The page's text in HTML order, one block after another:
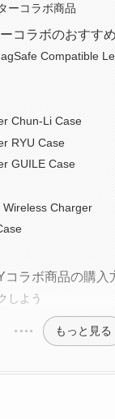
ーコラボ商品
コラボのおすす
Compatible
Chun-Li Case
RYU Case
GUILE Case
Charger
コラボ商品の購入
しよう
もっと見る